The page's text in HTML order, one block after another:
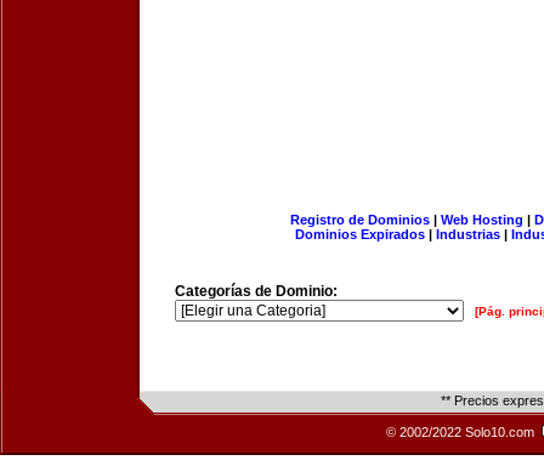
Registro de Dominios| Web Hosting |
Dominios Expirados | Industrias |
Categorías de Dominio:
[Pág.
** Precios
© 2002/2022 Solo10.com